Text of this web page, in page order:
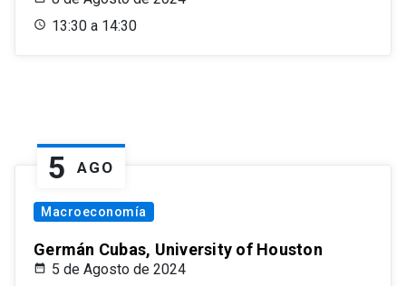
13:30 a 14:30
5 AGO
Macroeconomía
Germán Cubas, University of Houston
5 de Agosto de 2024